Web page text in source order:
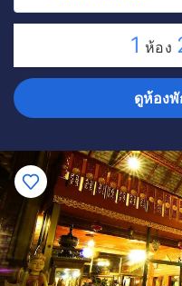
1 ห้อง
ดูห้องพั